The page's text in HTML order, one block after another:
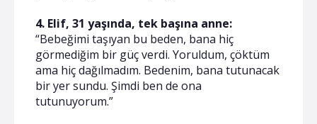
4. Elif, 31 yaşında, tek başına anne:
“Bebeğimi taşıyan bu beden, bana hiç
görmediğim bir güç verdi. Yoruldum, çöktüm
ama hiç dağılmadım. Bedenim, bana tutunacak
bir yer sundu. Şimdi ben de ona
tutunuyorum.”